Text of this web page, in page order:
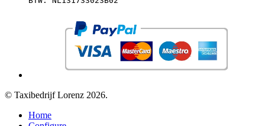
© Taxibedrijf Lorenz 2026.
Home